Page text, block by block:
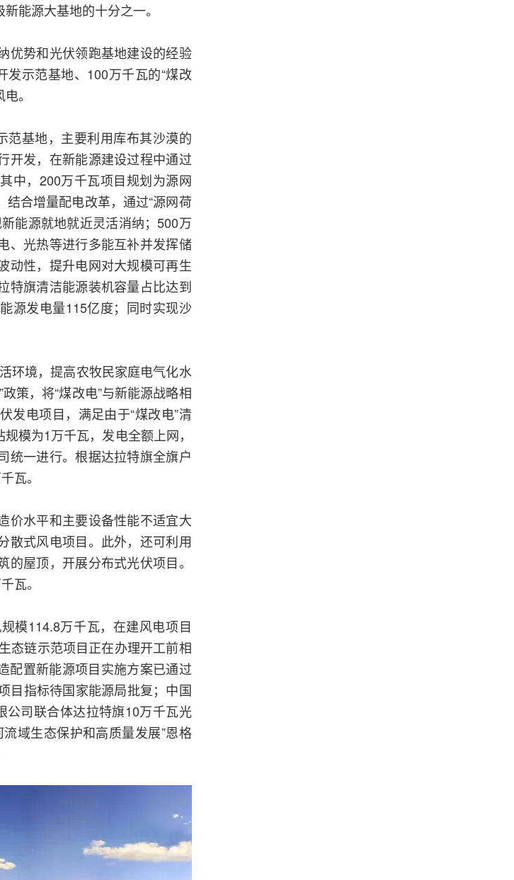
能源大基地的十分之一。
优势和光伏领跑基地建设的经验
示范基地、100万千瓦的“煤改
。
范基地，主要利用库布其沙漠的
开发，在新能源建设过程中通过
中，200万千瓦项目规划为源网
合增量配电改革，通过“源网荷
能源就地就近灵活消纳；500万
、光热等进行多能互补并发挥储
动性，提升电网对大规模可再生
特旗清洁能源装机容量占比达到
源发电量115亿度；同时实现沙
环境，提高农牧民家庭电气化水
策，将“煤改电”与新能源战略相
发电项目，满足由于“煤改电”清
模为1万千瓦，发电全额上网，
统一进行。根据达拉特旗全旗户
瓦。
价水平和主要设备性能不适宜大
散式风电项目。此外，还可利用
屋顶，开展分布式光伏项目。
瓦。
模114.8万千瓦，在建风电项目
态链示范项目正在办理开工前相
配置新能源项目实施方案已通过
目指标待国家能源局批复；中国
公司联合体达拉特旗10万千瓦光
域生态保护和高质量发展”恩格